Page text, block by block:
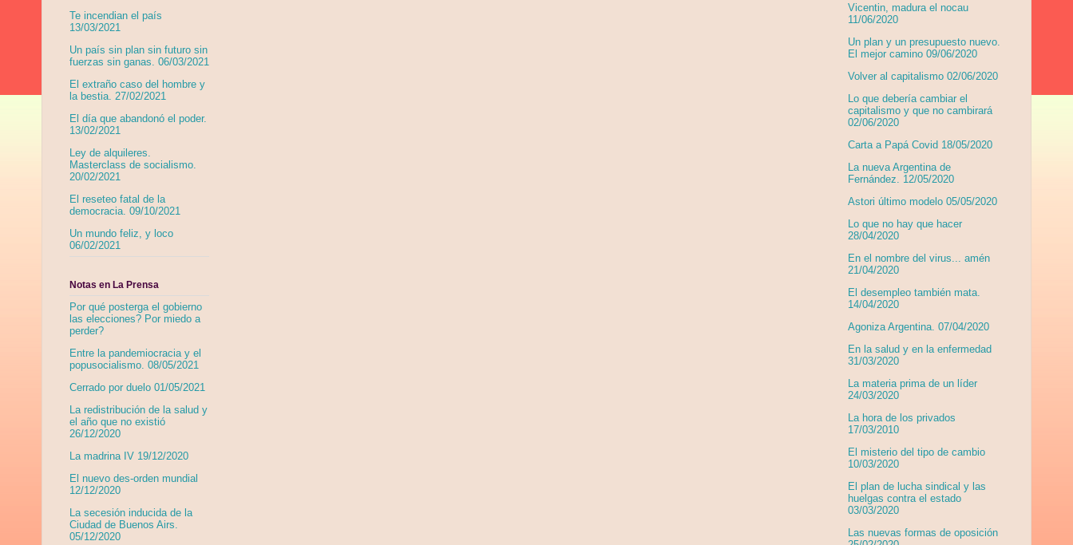
Te incendian el país
13/03/2021
Un país sin plan sin futuro sin
fuerzas sin ganas. 06/03/2021
El extraño caso del hombre y
la bestia. 27/02/2021
El día que abandonó el poder.
13/02/2021
Ley de alquileres.
Masterclass de socialismo.
20/02/2021
El reseteo fatal de la
democracia. 09/10/2021
Un mundo feliz, y loco
06/02/2021
Notas en La Prensa
Por qué posterga el gobierno
las elecciones? Por miedo a
perder?
Entre la pandemiocracia y el
popusocialismo. 08/05/2021
Cerrado por duelo 01/05/2021
La redistribución de la salud y
el año que no existió
26/12/2020
La madrina IV 19/12/2020
El nuevo des-orden mundial
12/12/2020
La secesión inducida de la
Ciudad de Buenos Airs.
05/12/2020
Vicentin, madura el nocau
11/06/2020
Un plan y un presupuesto nuevo.
El mejor camino 09/06/2020
Volver al capitalismo 02/06/2020
Lo que debería cambiar el
capitalismo y que no cambirará
02/06/2020
Carta a Papá Covid 18/05/2020
La nueva Argentina de
Fernández. 12/05/2020
Astori último modelo 05/05/2020
Lo que no hay que hacer
28/04/2020
En el nombre del virus... amén
21/04/2020
El desempleo también mata.
14/04/2020
Agoniza Argentina. 07/04/2020
En la salud y en la enfermedad
31/03/2020
La materia prima de un líder
24/03/2020
La hora de los privados
17/03/2010
El misterio del tipo de cambio
10/03/2020
El plan de lucha sindical y las
huelgas contra el estado
03/03/2020
Las nuevas formas de oposición